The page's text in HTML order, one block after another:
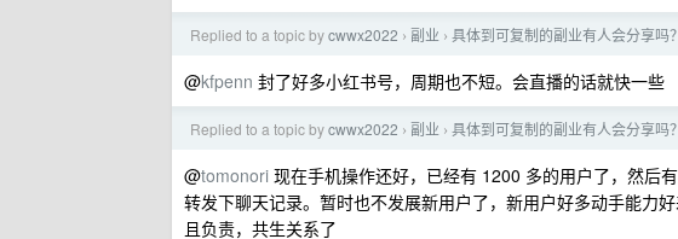
Replied to a topic bycwwx2022 › 副业 › 具体到可复制的副业有人会分享吗
@kfpenn 封了好多小红书号，周期也不短。会直播的话就快一些
Replied to a topic bycwwx2022 › 副业 › 具体到可复制的副业有人会分享吗
@tomonori 现在手机操作还好，已经有 1200 多的用户了，然后
转发下聊天记录。暂时也不发展新用户了，新用户好多动手能力
且负责，共生关系了